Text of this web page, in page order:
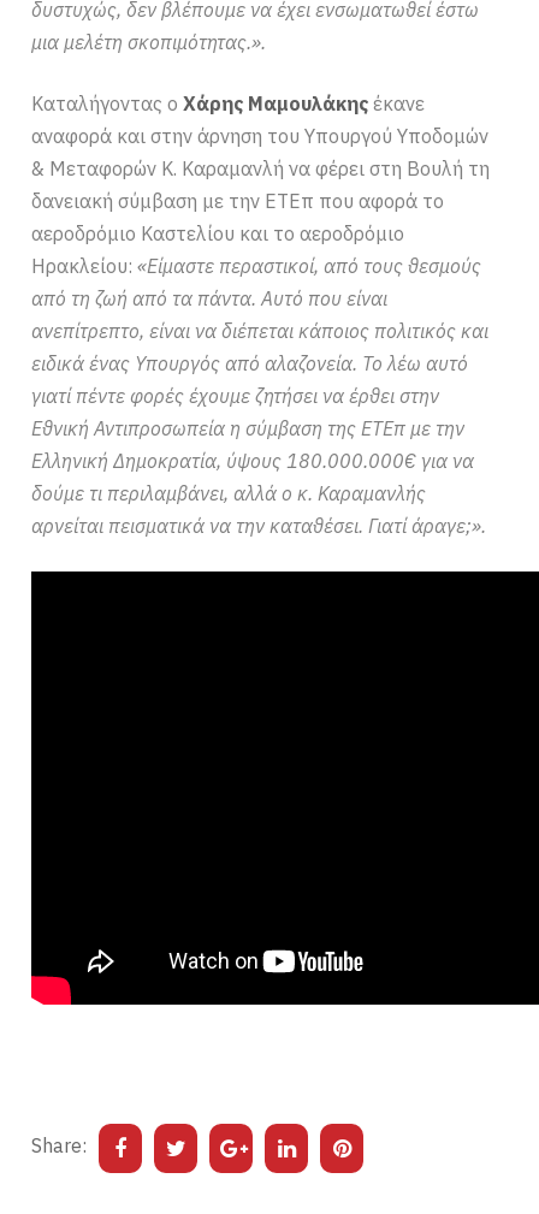
δυστυχώς, δεν βλέπουμε να έχει ενσωματωθεί έστω
μια μελέτη σκοπιμότητας.».
Καταλήγοντας οΧάρης Μαμουλάκης έκανε
αναφορά και στην άρνηση του Υπουργού Υποδομών
& Μεταφορών Κ. Καραμανλή να φέρει στη Βουλή τη
δανειακή σύμβαση με την ΕΤΕπ που αφορά το
αεροδρόμιο Καστελίου και το αεροδρόμιο
Ηρακλείου: «Είμαστε περαστικοί, από τους θεσμούς
από τη ζωή από τα πάντα. Αυτό που είναι
ανεπίτρεπτο, είναι να διέπεται κάποιος πολιτικός και
ειδικά ένας Υπουργός από αλαζονεία. Το λέω αυτό
γιατί πέντε φορές έχουμε ζητήσει να έρθει στην
Εθνική Αντιπροσωπεία η σύμβαση της ΕΤΕπ με την
Ελληνική Δημοκρατία, ύψους 180.000.000€ για να
δούμε τι περιλαμβάνει, αλλά ο κ. Καραμανλής
αρνείται πεισματικά να την καταθέσει. Γιατί άραγε;».
Share: